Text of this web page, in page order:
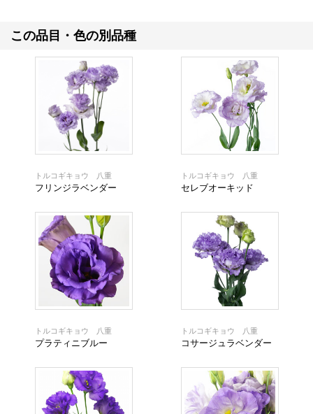
この品目・色の別品種
トルコギキョウ 八重
フリンジラベンダー
トルコギキョウ 八重
セレブオーキッド
トルコギキョウ 八重
プラティニブルー
トルコギキョウ 八重
コサージュラベンダー